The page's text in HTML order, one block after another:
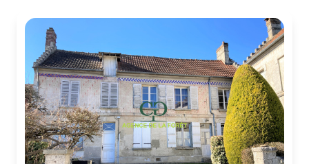
contact